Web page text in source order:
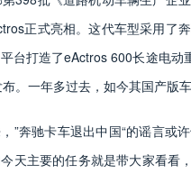
正式亮相。这代车型采用了
台打造了eActros 600长途电
。一年多过去，如今其国产版车
”奔驰卡车退出中国“的谣言或
天主要的任务就是带大家看